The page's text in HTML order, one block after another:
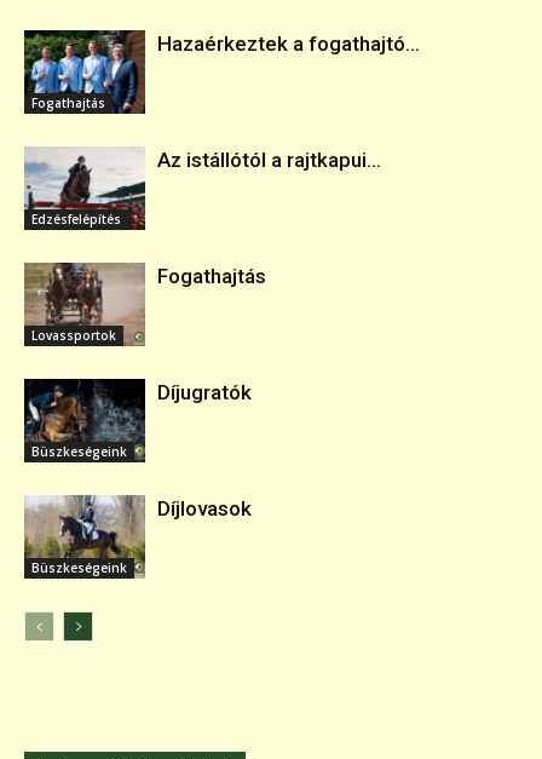
Fogathajtás
Hazaérkeztek a fogathajtó...
Edzésfelépítés
Az istállótól a rajtkapui...
Lovassportok
Fogathajtás
Büszkeségeink
Díjugratók
Büszkeségeink
Díjlovasok